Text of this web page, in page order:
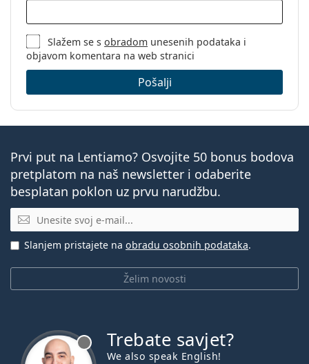
Slažem se sobradom unesenih podataka i
objavom komentara na web stranici
Pošalji
Prvi put na Lentiamo? Osvojite 50 bonus bodova
pretplatom na naš newsletter i odaberite
besplatan poklon uz prvu narudžbu.
E-mail
Želim novosti
Slanjem pristajete na obradu osobnih podataka.
Trebate savjet?
We also speak English!